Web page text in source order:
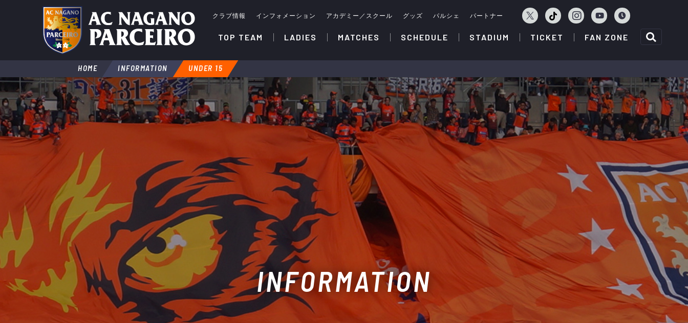
クラブ情報 インフォメーション アカデミー／スクール グッズ パルシェ パートナー
TOP TEAM LADIES MATCHES SCHEDULE STADIUM TICKET FAN ZONE
HOME INFORMATION UNDER 15
INFORMATION